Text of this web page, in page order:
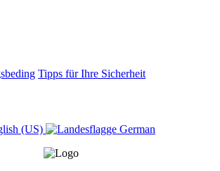
Tipps für Ihre Sicherheit
(US)‎ German‎